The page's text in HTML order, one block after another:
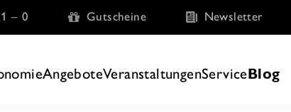
– 0 Gutscheine Newsletter
AngeboteVeranstaltungenServiceBlog